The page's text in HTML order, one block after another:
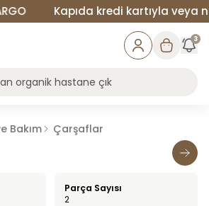
Kapıda kredi kartıyla veya
3
Bakım Çarşaflar
Parça Sayısı
2